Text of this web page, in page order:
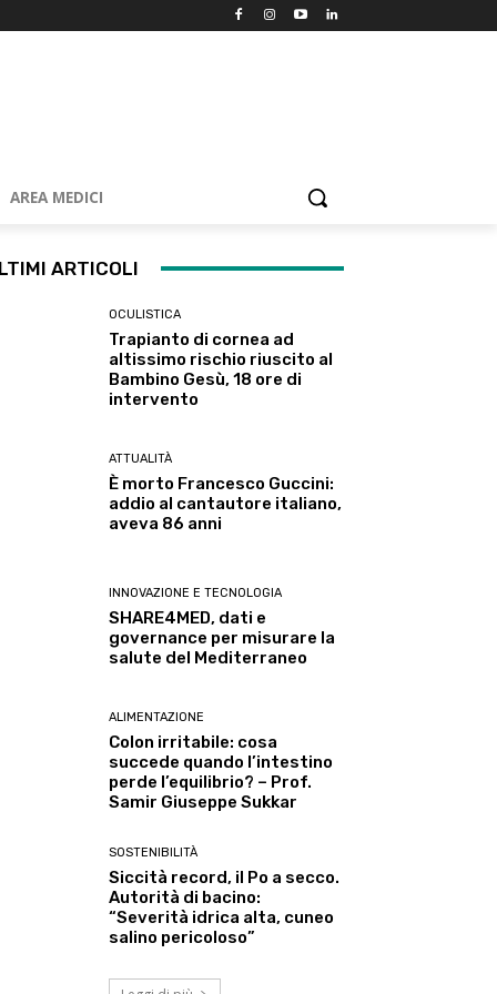
AREA MEDICI
ARTICOLI
OCULISTICA
Trapianto di cornea ad
altissimo rischio riuscito al
Bambino Gesù, 18 ore di
intervento
ATTUALITÀ
È morto Francesco Guccini:
addio al cantautore italiano,
aveva 86 anni
INNOVAZIONE E TECNOLOGIA
SHARE4MED, dati e
governance per misurare la
salute del Mediterraneo
ALIMENTAZIONE
Colon irritabile: cosa
succede quando l’intestino
perde l’equilibrio? – Prof.
Samir Giuseppe Sukkar
SOSTENIBILITÀ
Siccità record, il Po a secco.
Autorità di bacino:
“Severità idrica alta, cuneo
salino pericoloso”